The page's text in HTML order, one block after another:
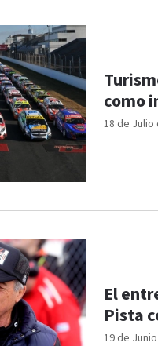
18 de Julio
como
19 de
El
Pista